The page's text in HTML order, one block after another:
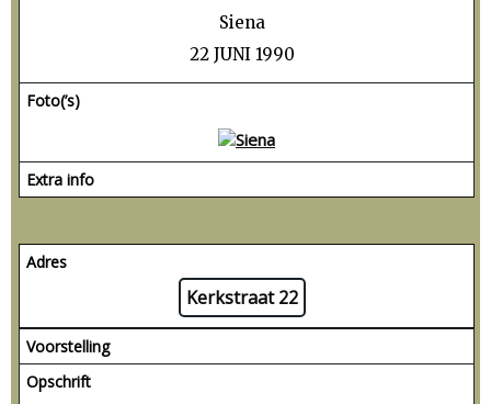
Siena
22 JUNI 1990
Foto(’s)
Extra info
Adres
Kerkstraat 22
Voorstelling
Opschrift